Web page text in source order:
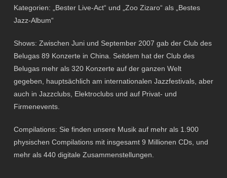
Kategorien: „Bester Live-Act“ und „Zoo Zizaro“ als „Bestes
Jazz-Album“
Shows: Zwischen Juni und September 2007 gab der Club des
Belugas 89 Konzerte in China. Seitdem hat der Club des
Belugas mehr als 320 Konzerte auf der ganzen Welt
gegeben, hauptsächlich am internationalen Jazzfestivals, aber
auch in Jazzclubs, Elektroclubs und auf Privat- und
Firmenevents.
Compilations: Sie finden unsere Musik auf mehr als 1.900
physischen Compilations mit insgesamt 9 Millionen CDs, und
mehr als 440 digitale Zusammenstellungen.